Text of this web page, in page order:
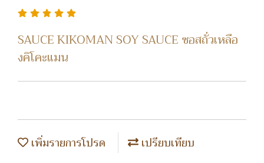
SAUCE KIKOMAN SOY SAUCE ซอสถั่วเหลือ
งคิโคะแมน
เพิ่มรายการโปรด เปรียบเทียบ